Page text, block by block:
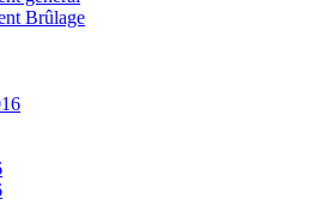
Brûlage